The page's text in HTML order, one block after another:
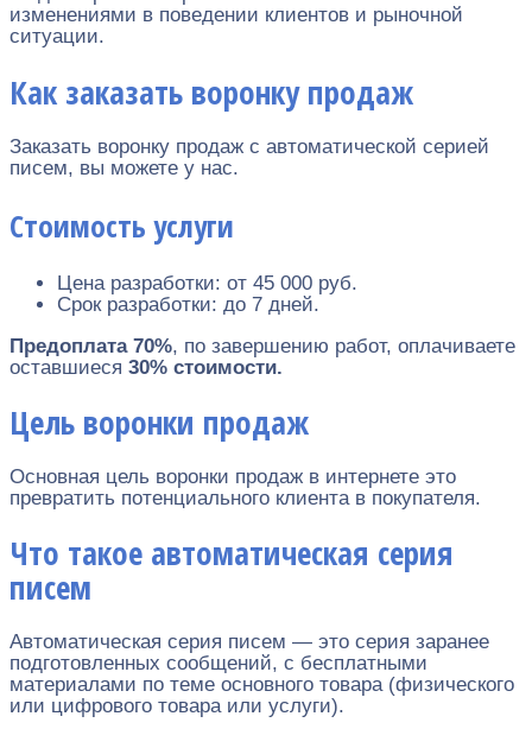
изменениями в поведении клиентов и рыночной
ситуации.
Как заказать воронку продаж
Заказать воронку продаж с автоматической серией
писем, вы можете у нас.
Стоимость услуги
Цена разработки: от 45 000 руб.
Срок разработки: до 7 дней.
Предоплата 70%, по завершению работ, оплачиваете
оставшиеся 30% стоимости.
Цель воронки продаж
Основная цель воронки продаж в интернете это
превратить потенциального клиента в покупателя.
Что такое автоматическая серия
писем
Автоматическая серия писем — это серия заранее
подготовленных сообщений, с бесплатными
материалами по теме основного товара (физического
или цифрового товара или услуги).